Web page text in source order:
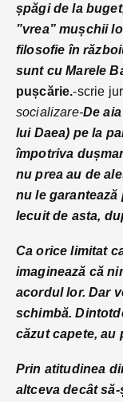
șpăgi de la
”vrea” mușchii
filosofie în
sunt cu Marele
pușcărie.-scrie
socializare-De
lui Daea) pe la
împotriva
nu prea au de al
nu le garantează
lecuit de asta,
Ca orice limitat
imaginează că
acordul lor. Dar
schimbă.
căzut capete, au
Prin atitudinea
altceva decât